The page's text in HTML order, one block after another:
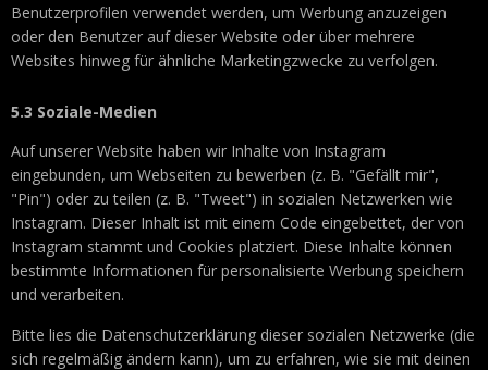
Benutzerprofilen verwendet werden, um Werbung anzuzeigen
oder den Benutzer auf dieser Website oder über mehrere
Websites hinweg für ähnliche Marketingzwecke zu verfolgen.
5.3 Soziale-Medien
Auf unserer Website haben wir Inhalte von Instagram
eingebunden, um Webseiten zu bewerben (z. B. "Gefällt mir",
"Pin") oder zu teilen (z. B. "Tweet") in sozialen Netzwerken wie
Instagram. Dieser Inhalt ist mit einem Code eingebettet, der von
Instagram stammt und Cookies platziert. Diese Inhalte können
bestimmte Informationen für personalisierte Werbung speichern
und verarbeiten.
Bitte lies die Datenschutzerklärung dieser sozialen Netzwerke (die
sich regelmäßig ändern kann), um zu erfahren, wie sie mit deinen